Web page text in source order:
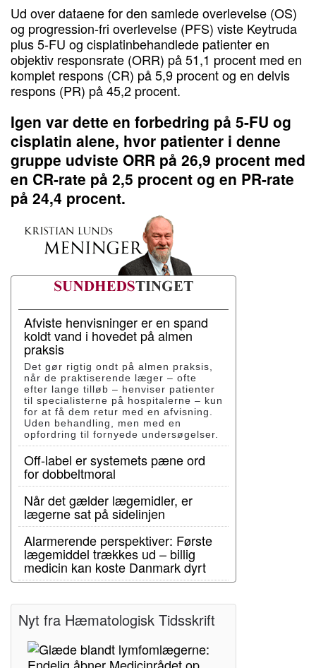
Ud over dataene for den samlede overlevelse (OS)
og progression-fri overlevelse (PFS) viste Keytruda
plus 5-FU og cisplatinbehandlede patienter en
objektiv responsrate (ORR) på 51,1 procent med en
komplet respons (CR) på 5,9 procent og en delvis
respons (PR) på 45,2 procent.
Igen var dette en forbedring på 5-FU og
cisplatin alene, hvor patienter i denne
gruppe udviste ORR på 26,9 procent med
en CR-rate på 2,5 procent og en PR-rate
på 24,4 procent.
Afviste henvisninger er en spand
koldt vand i hovedet på almen
praksis
Det gør rigtig ondt på almen praksis,
når de praktiserende læger – ofte
efter lange tilløb – henviser patienter
til specialisterne på hospitalerne – kun
for at få dem retur med en afvisning.
Uden behandling, men med en
opfordring til fornyede undersøgelser.
Off-label er systemets pæne ord
for dobbeltmoral
Når det gælder lægemidler, er
lægerne sat på sidelinjen
Alarmerende perspektiver: Første
lægemiddel trækkes ud – billig
medicin kan koste Danmark dyrt
Nyt fra Hæmatologisk Tidsskrift